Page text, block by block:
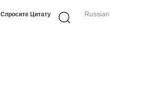
Russian
Спросите Цитату